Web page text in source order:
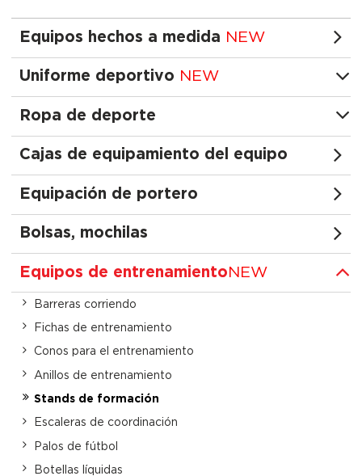
Equipos hechos a medida NEW
Uniforme deportivo NEW
Ropa de deporte
Cajas de equipamiento del equipo
Equipación de portero
Bolsas, mochilas
Equipos de entrenamiento NEW
Barreras сorriendo
Fichas de entrenamiento
Conos para el entrenamiento
Anillos de entrenamiento
Stands de formación
Escaleras de coordinación
Palos de fútbol
Botellas líquidas